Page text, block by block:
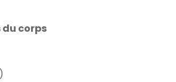
corps